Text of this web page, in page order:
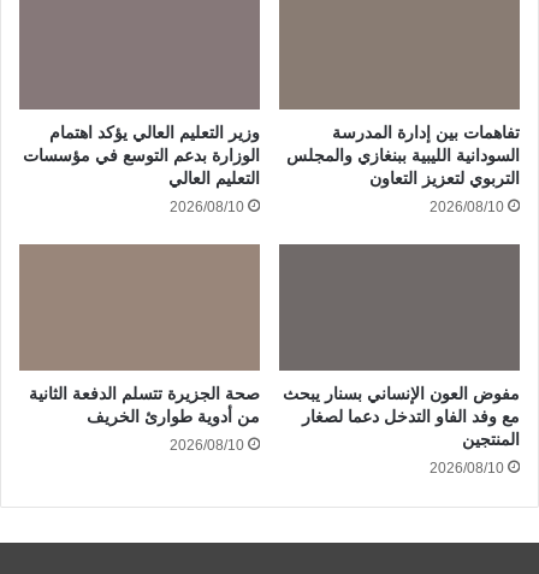
تفاهمات بين إدارة المدرسة
السودانية الليبية ببنغازي والمجلس
التربوي لتعزيز التعاون
2026/08/10
وزير التعليم العالي يؤكد اهتمام
الوزارة بدعم التوسع في مؤسسات
التعليم العالي
2026/08/10
مفوض العون الإنساني بسنار يبحث
مع وفد الفاو التدخل دعما لصغار
المنتجين
2026/08/10
صحة الجزيرة تتسلم الدفعة الثانية
من أدوية طوارئ الخريف
2026/08/10